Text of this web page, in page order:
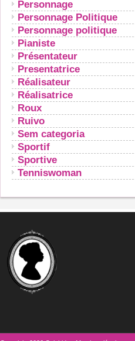
Personnage
Personnage Politique
Personnage politique
Pianiste
Présentateur
Presentatrice
Réalisateur
Réalisatrice
Roux
Ruivo
Sem categoria
Sportif
Sportive
Tenniswoman